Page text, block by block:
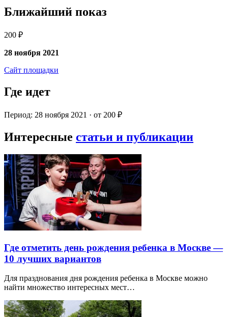
Ближайший показ
200 ₽
28 ноября 2021
Сайт площадки
Где идет
Период: 28 ноября 2021 · от 200 ₽
Интересные статьи и публикации
Где отметить день рождения ребенка в Москве —
10 лучших вариантов
Для празднования дня рождения ребенка в Москве можно
найти множество интересных мест…